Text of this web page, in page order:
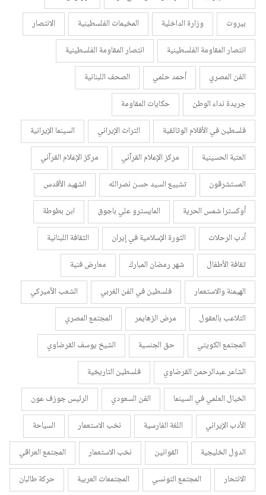
بيروت
وزارة الداخلية المخيمات الفلسطينية
الانتصار
انتصار المقاومة الفلسطينية
انتصار المقاومة الفلسطينية
الفن المصري
أحمد حلمي
الصحف اللبنانية
جريدة نداء الوطن
حكايات المقاومة
فلسطين في الأفلام الوثائقية
التراث الإيراني
السينما الإيرانية
العتبة الحسينية
مركز الإعلام القرآني
مركز الإعلام القرآني
المستشرقون
تشييع السيد حسن نصرالله
الشهيد الأقدس
أوكسترا شمس الحرية
المايسترو علي باجوق
ابن بطوطة
أدب الرحلات
الثورة الإسلامية في إيران
الثقافة اللبنانية
ثقافة الأطفال
شهر رمضان المبارك
معارض فنية
الهيمنة والاستعمار
فلسطين في الفن الغربي
الشعب الأميركي
التلاعب بالعقول
مرض الزهايمر
المجتمع المصري
المجتمع الكويتي
حق الجنسية
الشيخ يوسف القرضاوي
الشاعر عبدالرحمن القرضاوي
فلسطين التاريخية
الخيال العلمي في السينما
الفن السعودي
الرئيس جوزف عون
الأدب الإيراني
اللغة الفارسية نخب الاستعمار
السياحة
الدول الخليجية
القوانين نخب الاستعمار
المجتمع العراقي
الانتحار
المجتمع التونسي المجتمعات العربية
حركة طالبان